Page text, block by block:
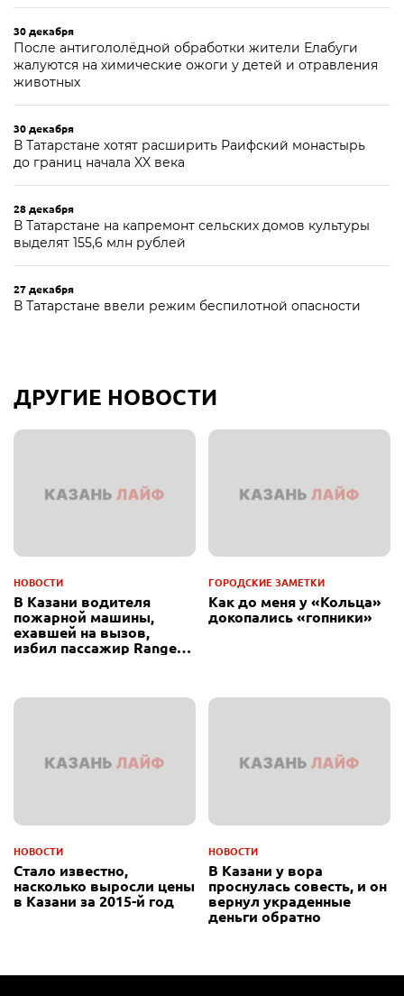
30 декабря
После антигололёдной обработки жители Елабуги
жалуются на химические ожоги у детей и отравления
животных
30 декабря
В Татарстане хотят расширить Раифский монастырь
до границ начала XX века
28 декабря
В Татарстане на капремонт сельских домов культуры
выделят 155,6 млн рублей
27 декабря
В Татарстане ввели режим беспилотной опасности
ДРУГИЕ НОВОСТИ
НОВОСТИ
В Казани водителя
пожарной машины,
ехавшей на вызов,
избил пассажир Range
ГОРОДСКИЕ ЗАМЕТКИ
Как до меня у «Кольца»
докопались «гопники»
НОВОСТИ
Стало известно,
насколько выросли цены
в Казани за 2015-й год
НОВОСТИ
В Казани у вора
проснулась совесть, и он
вернул украденные
деньги обратно